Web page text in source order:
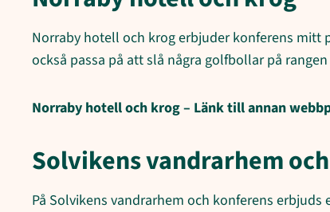
Norraby hotell och krog erbjuder konferens mitt
också passa på att slå några golfbollar på
Norraby hotell och krog – Länk till annan
Solvikens vandrarhem
På Solvikens vandrarhem och konferens